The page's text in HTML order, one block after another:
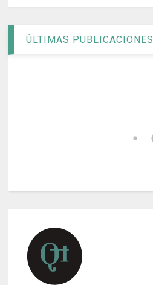
ÚLTIMAS PUBLICACIONES